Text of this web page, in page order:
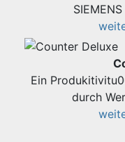
Ein
durch